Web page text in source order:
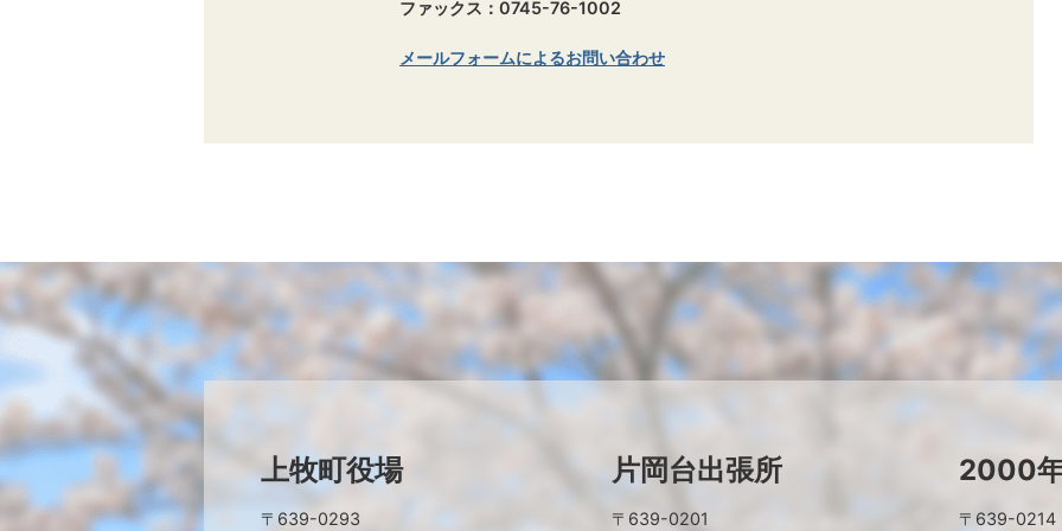
ファックス：0745-76-1002
メールフォームによるお問い合わせ
上牧町役場
〒639-0293
片岡台出張所
〒639-0201
2000
〒639-0214